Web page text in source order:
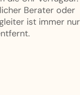
Berater oder
ist immer